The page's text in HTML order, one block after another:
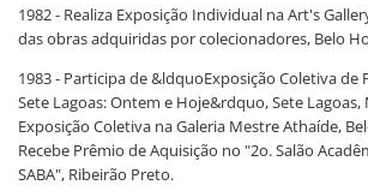
1982 - Realiza Exposição Individual na Art's
das obras adquiridas por colecionadores, Belo
1983 - Participa de &ldquoExposição Coletiva de
Sete Lagoas: Ontem e Hoje&rdquo, Sete Lagoas,
Exposição Coletiva na Galeria Mestre Athaíde,
Recebe Prêmio de Aquisição no "2o. Salão
SABA", Ribeirão Preto.